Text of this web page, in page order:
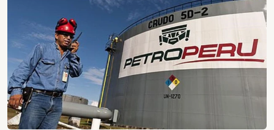
Ecuador?